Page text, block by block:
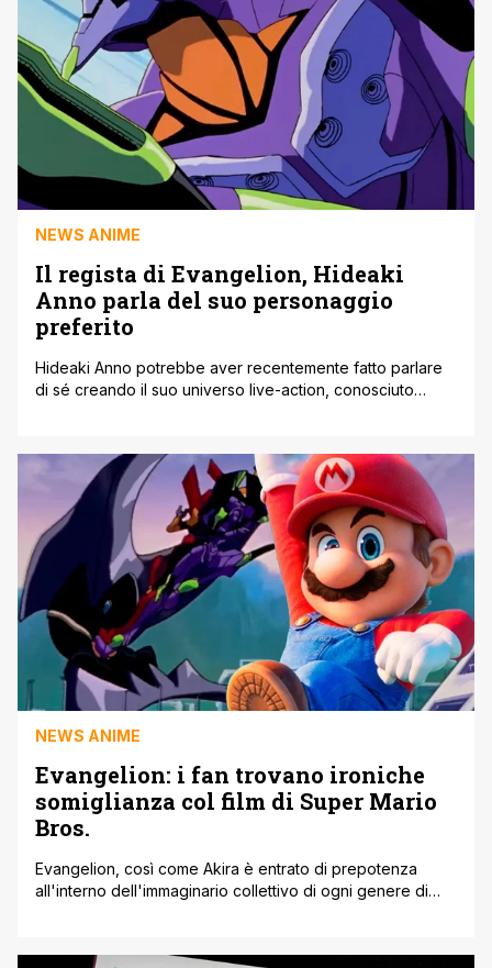
NEWS ANIME
Il regista di Evangelion, Hideaki
Anno parla del suo personaggio
preferito
Hideaki Anno potrebbe aver recentemente fatto parlare
di sé creando il suo universo live-action, conosciuto
Genesis Evangelion. Con il ciclo cinematografico che
compone The Rebuild of Evangelion recentemente
giunto al termine, non ci sono state notizie su un possibile
ritorno [']
NEWS ANIME
Evangelion: i fan trovano ironiche
somiglianza col film di Super Mario
Bros.
Evangelion, così come Akira è entrato di prepotenza
all'interno dell'immaginario collettivo di ogni genere di
abbiamo avuto modo di vedere numerose citazioni al